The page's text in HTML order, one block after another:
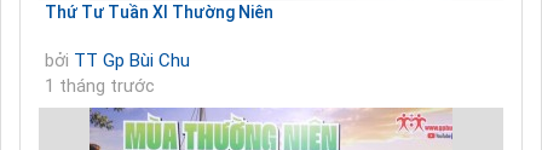
Thứ Tư Tuần XI Thường Niên
bởi TT Gp Bùi Chu
1 tháng trước